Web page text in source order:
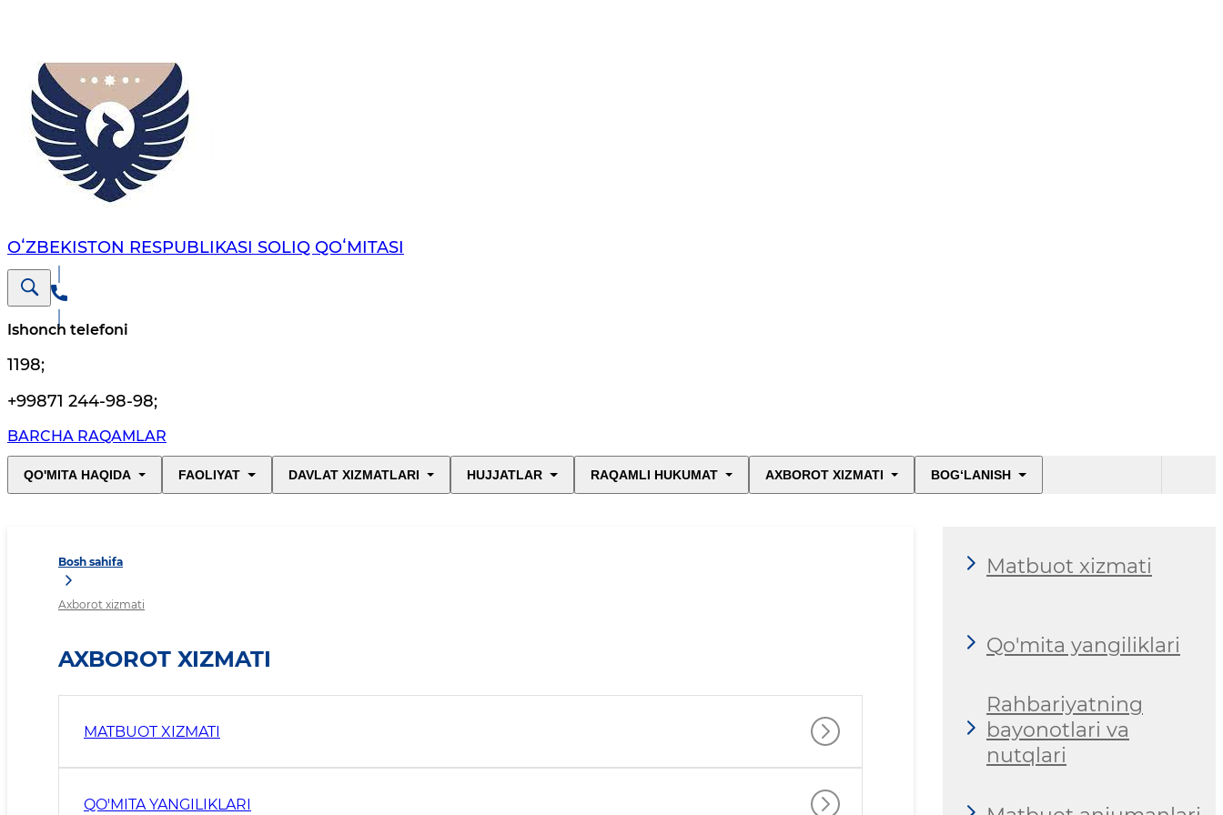
OʻZBEKISTON RESPUBLIKASI SOLIQ QOʻMITASI
Ishonch telefoni
1198;
+99871 244-98-98;
BARCHA RAQAMLAR
QO'MITA HAQIDA FAOLIYAT DAVLAT XIZMATLARI HUJJATLAR RAQAMLI HUKUMAT AXBOROT XIZMATI BOG‘LANISH
Bosh sahifa
Axborot xizmati
AXBOROT XIZMATI
MATBUOT XIZMATI
QO'MITA YANGILIKLARI
Matbuot xizmati
Qo'mita yangiliklari
Rahbariyatning
bayonotlari va
nutqlari